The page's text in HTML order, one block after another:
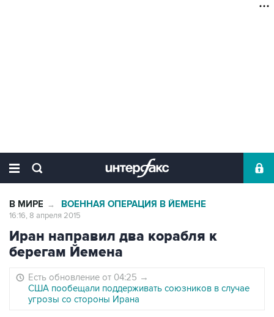
В МИРЕ → ВОЕННАЯ ОПЕРАЦИЯ В ЙЕМЕНЕ
16:16, 8 апреля 2015
Иран направил два корабля к
берегам Йемена
Есть обновление от 04:25 →
США пообещали поддерживать союзников в случае
угрозы со стороны Ирана